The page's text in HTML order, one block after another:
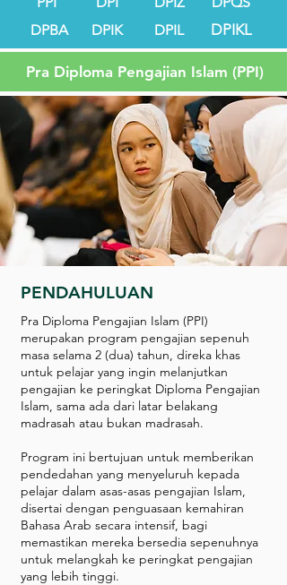
DPBA
DPIK DPIL DPIKL
Pra Diploma Pengajian Islam (PPI)
PENDAHULUAN
Pra Diploma Pengajian Islam (PPI)
merupakan program pengajian sepenuh
masa selama 2 (dua) tahun, direka khas
untuk pelajar yang ingin melanjutkan
pengajian ke peringkat Diploma Pengajian
Islam, sama ada dari latar belakang
madrasah atau bukan madrasah.
Program ini bertujuan untuk memberikan
pendedahan yang menyeluruh kepada
pelajar dalam asas-asas pengajian Islam,
disertai dengan penguasaan kemahiran
Bahasa Arab secara intensif, bagi
memastikan mereka bersedia sepenuhnya
untuk melangkah ke peringkat pengajian
yang lebih tinggi.